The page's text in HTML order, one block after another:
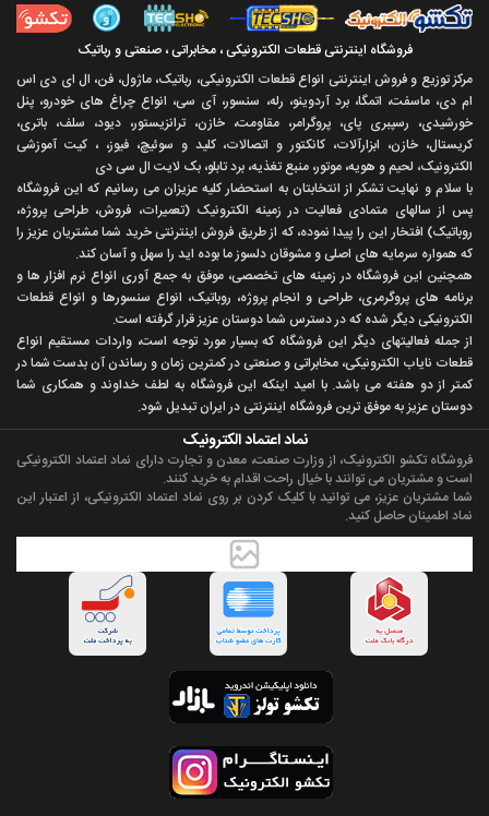
فروشگاه اینترنتی قطعات الکترونیکی ، مخابراتی ، صنعتی و رباتیک
مرکز توزیع و فروش اینترنتی انواع قطعات الکترونیکی، رباتیک، ماژول، فن، ال ای دی اس
ام دی، ماسفت، اتمگا، برد آردوینو، رله، سنسور، آی سی، انواع چراغ های خودرو، پنل
خورشیدی، رسپبری پای، پروگرامر، مقاومت، خازن، ترانزیستور، دیود، سلف، باتری،
کریستال، خازن، ابزارآلات، کانکتور و اتصالات، کلید و سوئیچ، فیوز، ، کیت آموزشی
الکترونیک، لحیم و هویه، موتور، منبع تغذیه، برد تابلو، بک لایت ال سی دی
با سلام و نهايت تشکر از انتخابتان به استحضار کليه عزيزان می رسانيم که اين فروشگاه
پس از سالهای متمادی فعاليت در زمينه الکترونيک (تعميرات، فروش، طراحی پروژه،
روباتيک) افتخار اين را پيدا نموده، که از طريق فروش اينترنتی خريد شما مشتريان عزيز را
که همواره سرمايه های اصلی و مشوقان دلسوز ما بوده ايد را سهل و آسان کند.
همچنين اين فروشگاه در زمينه های تخصصی، موفق به جمع آوری انواع نرم افزار ها و
برنامه های پروگرمری، طراحی و انجام پروژه، روباتيک، انواع سنسورها و انواع قطعات
الکترونيکی ديگر شده که در دسترس شما دوستان عزيز قرار گرفته است.
از جمله فعاليتهای ديگر اين فروشگاه که بسيار مورد توجه است، واردات مستقیم انواع
قطعات ناياب الکترونيکی، مخابراتی و صنعتی در کمترين زمان و رساندن آن بدست شما در
کمتر از دو هفته می باشد. با اميد اينکه اين فروشگاه به لطف خداوند و همکاری شما
دوستان عزيز به موفق ترين فروشگاه اینترنتی در ایران تبديل شود.
نماد اعتماد الکترونیک
فروشگاه تکشو الکترونیک، از وزارت صنعت، معدن و تجارت دارای نماد اعتماد الکترونیکی
است و مشتریان می توانند با خیال راحت اقدام به خرید کنند.
شما مشتریان عزیز، می توانید با کلیک کردن بر روی نماد اعتماد الکترونیکی، از اعتبار این
نماد اطمینان حاصل کنید.